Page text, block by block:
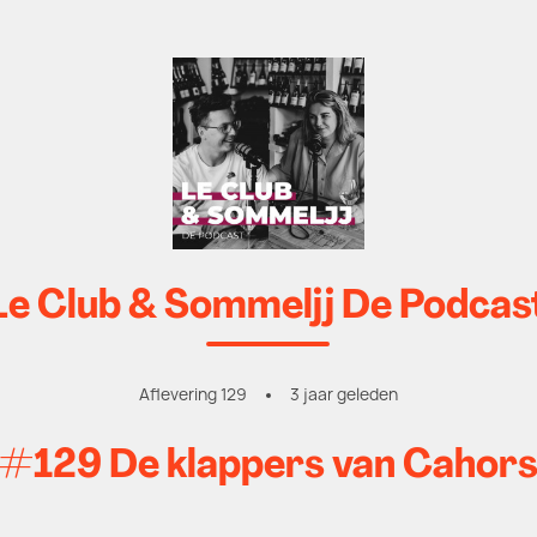
Club & Sommeljj De
Aflevering 129 3 jaar geleden
De klappers van